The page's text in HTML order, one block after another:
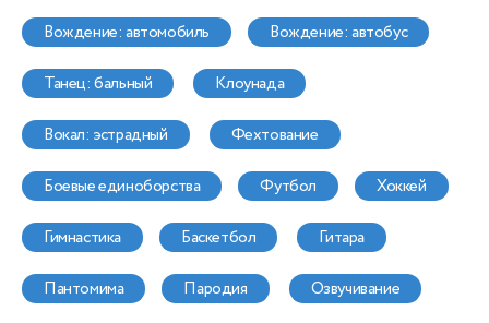
вождение: автомобиль вождение: автобус
танец: бальный клоунада
вокал: эстрадный фехтование
боевые единоборства футбол хоккей
гимнастика баскетбол гитара
пантомима пародия озвучивание